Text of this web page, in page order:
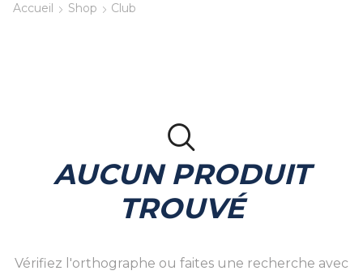
Accueil Shop Club
AUCUN PRODUIT
TROUVÉ
Vérifiez l'orthographe ou faites une recherche avec